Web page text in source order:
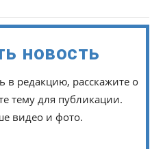
новость
в редакцию, расскажите о
тему для публикации.
видео и фото.